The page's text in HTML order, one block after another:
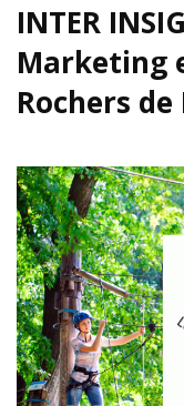
INTER
Marketing
Rochers